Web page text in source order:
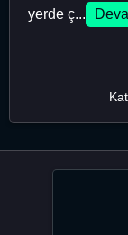
yerde ç...